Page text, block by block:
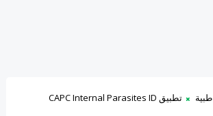
تطبيق CAPC Internal Parasites ID